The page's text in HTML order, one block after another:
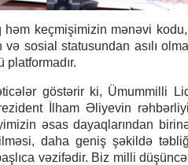
həm keçmişimizin mənəvi
və sosial statusundan asılı
platformadır.
göstərir ki, Ümummilli
İlham Əliyevin
əsas dayaqlarından
daha geniş şəkildə
vəzifədir. Biz milli